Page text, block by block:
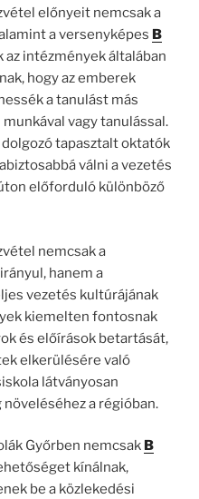
előnyeit nemcsak a
a versenyképes B
az intézmények általában
hogy az emberek
a tanulást más
vagy tanulással.
tapasztalt oktatók
válni a vezetés
előforduló különböző
nemcsak a
hanem a
vezetés kultúrájának
kiemelten fontosnak
és előírások betartását,
elkerülésére való
látványosan
a régióban.
Győrben nemcsak B
kínálnak,
be a közlekedési